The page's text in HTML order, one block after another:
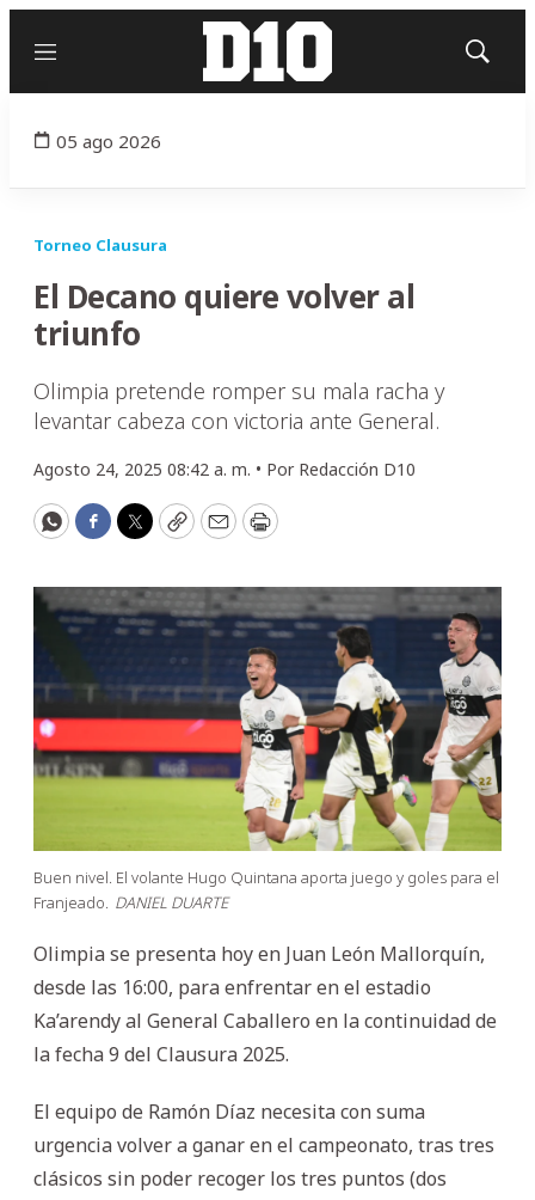
Menú
Mostrar
05 ago 2026
Torneo Clausura
El Decano quiere volver al
triunfo
Olimpia pretende romper su mala racha y
levantar cabeza con victoria ante General.
Agosto 24, 2025 08:42 a. m. • Por Redacción D10
WhatsApp
Facebook
Twitter
CopyEmailPrint
Buen nivel. El volante Hugo Quintana aporta juego y goles para el
Franjeado. DANIEL DUARTE
Olimpia se presenta hoy en Juan León Mallorquín,
desde las 16:00, para enfrentar en el estadio
Ka’arendy al General Caballero en la continuidad de
la fecha 9 del Clausura 2025.
El equipo de Ramón Díaz necesita con suma
urgencia volver a ganar en el campeonato, tras tres
clásicos sin poder recoger los tres puntos (dos